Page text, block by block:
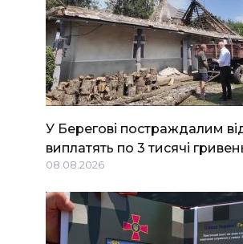
У Берегові постраждалим
виплатять по 3 тисячі
08.08.2026